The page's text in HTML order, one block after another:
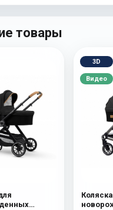
товары
3D
Видео